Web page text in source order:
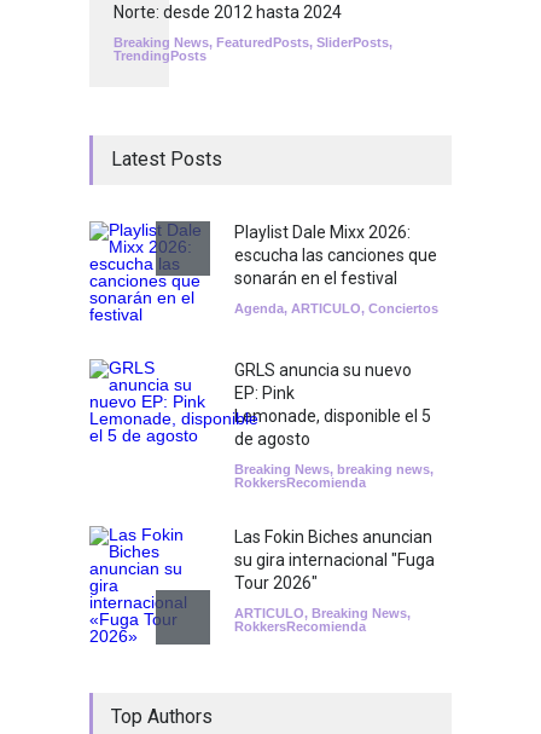
Norte: desde 2012 hasta 2024
Breaking News, FeaturedPosts, SliderPosts,
TrendingPosts
Latest Posts
Playlist Dale Mixx 2026:
escucha las canciones que
sonarán en el festival
Agenda, ARTICULO, Conciertos
GRLS anuncia su nuevo
EP: Pink
Lemonade, disponible el 5
de agosto
Breaking News, breaking news,
RokkersRecomienda
Las Fokin Biches anuncian
su gira internacional "Fuga
Tour 2026"
ARTICULO, Breaking News,
RokkersRecomienda
Top Authors